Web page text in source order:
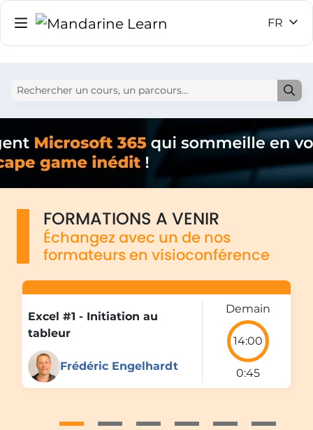
FR
FORMATIONS A VENIR
Échangez avec un de nos
formateurs en visioconférence
Excel #1 - Initiation au
tableur
Frédéric Engelhardt
Demain
14:00
0:45